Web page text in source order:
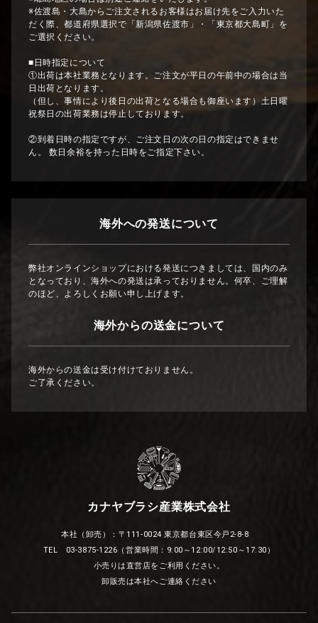
※佐渡島・大島からご注文されるお客様はお届け先をご入力いた
だく際、都道府県選択で「新潟県佐渡市」・「東京都大島町」を
ご選択ください。
■日時指定について
①出荷は本社業務となります。ご注文が平日の午前中の場合は当
日出荷となります。
（但し、事情により後日の出荷となる場合も御座います）土日曜
祝祭日の出荷業務は停止しております。
②到着日時の指定ですが、ご注文日の次の日の指定はできませ
ん。 数日余裕を持った日時をご指定下さい。
海外への発送について
弊社オンラインショップにおける発送につきましては、国内のみ
となっており、海外への発送は承っておりません。何卒、ご理解
のほど、よろしくお願い申し上げます。
海外からの送金について
海外からの送金は受け付けておりません。
ご了承ください。
カナヤブラシ産業株式会社
本社（卸売）：〒111-0024 東京都台東区今戸2-8-8
TEL 03-3875-1226（営業時間：9:00～12:00/12:50～17:30）
小売りは直営店をご利用ください。
卸販売は本社へご連絡ください